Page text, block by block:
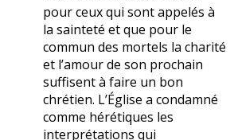
pour ceux qui sont appelés à
la sainteté et que pour le
commun des mortels la charité
et l’amour de son prochain
suffisent à faire un bon
chrétien. L’Église a condamné
comme hérétiques les
interprétations qui